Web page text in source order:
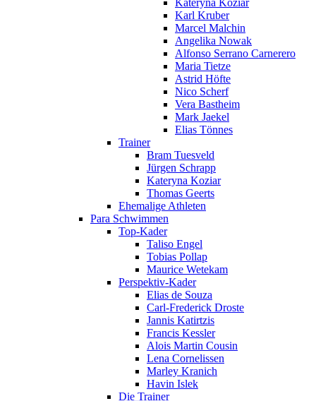
Karl Kruber
Marcel Malchin
Angelika Nowak
Alfonso Serrano Carnerero
Maria Tietze
Astrid Höfte
Nico Scherf
Vera Bastheim
Mark Jaekel
Elias Tönnes
Trainer
Bram Tuesveld
Jürgen Schrapp
Kateryna Koziar
Thomas Geerts
Ehemalige Athleten
Para Schwimmen
Top-Kader
Taliso Engel
Tobias Pollap
Maurice Wetekam
Perspektiv-Kader
Elias de Souza
Carl-Frederick Droste
Jannis Katirtzis
Francis Kessler
Alois Martin Cousin
Lena Cornelissen
Marley Kranich
Havin Islek
Die Trainer